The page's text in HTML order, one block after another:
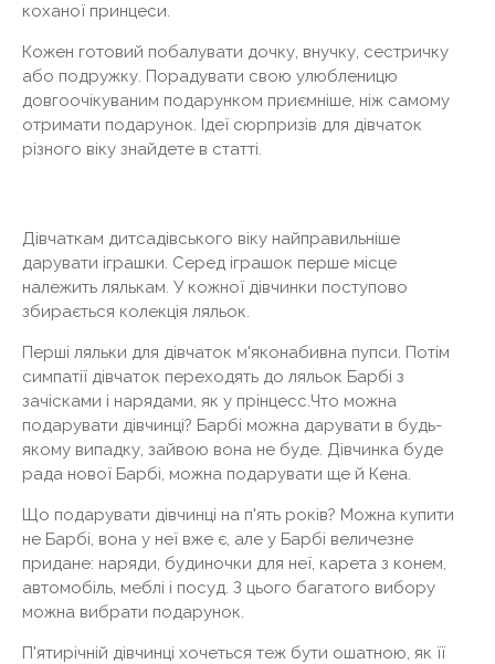
коханої принцеси.
Кожен готовий побалувати дочку, внучку, сестричку
або подружку. Порадувати свою улюбленицю
довгоочікуваним подарунком приємніше, ніж самому
отримати подарунок. Ідеї ​​сюрпризів для дівчаток
різного віку знайдете в статті.
Дівчаткам дитсадівського віку найправильніше
дарувати іграшки. Серед іграшок перше місце
належить лялькам. У кожної дівчинки поступово
збирається колекція ляльок.
Перші ляльки для дівчаток м'яконабивна пупси. Потім
симпатії дівчаток переходять до ляльок Барбі з
зачісками і нарядами, як у прінцесс.Что можна
подарувати дівчинці? Барбі можна дарувати в будь-
якому випадку, зайвою вона не буде. Дівчинка буде
рада нової Барбі, можна подарувати ще й Кена.
Що подарувати дівчинці на п'ять років? Можна купити
не Барбі, вона у неї вже є, але у Барбі величезне
придане: наряди, будиночки для неї, карета з конем,
автомобіль, меблі і посуд. З цього багатого вибору
можна вибрати подарунок.
П'ятирічній дівчинці хочеться теж бути ошатною, як її